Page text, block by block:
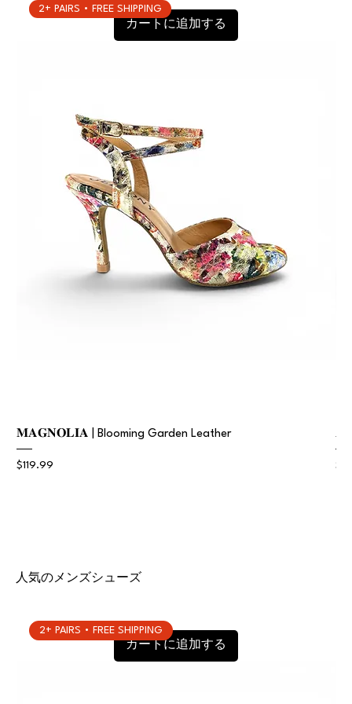
カートに追加する
2+ PAIRS • FREE SHIPPING
𝐌𝐀𝐆𝐍𝐎𝐋𝐈𝐀 | Blooming Garden Leather
価格
$119.99 価
人気のメンズシューズ
カートに追加する
2+ PAIRS • FREE SHIPPING